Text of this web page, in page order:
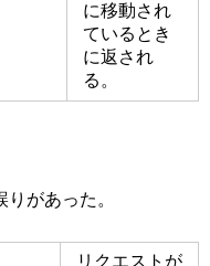
に移動され
ているとき
に返され
る。
があった。
リクエストが